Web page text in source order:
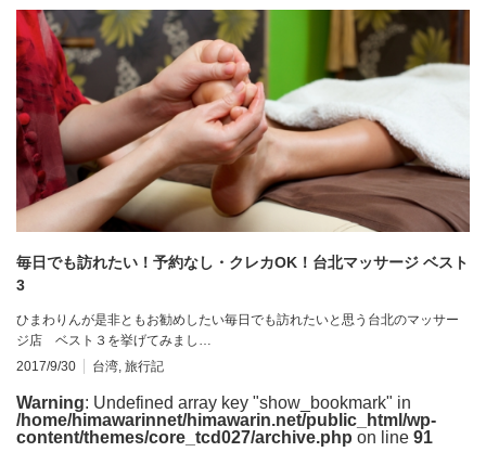
毎日でも訪れたい！予約なし・クレカOK！台北マッサージ ベスト
3
ひまわりんが是非ともお勧めしたい毎日でも訪れたいと思う台北のマッサー
ジ店 ベスト３を挙げてみまし…
2017/9/30
台湾 旅行記
Warning: Undefined array key "show_bookmark" in
/home/himawarinnet/himawarin.net/public_html/wp-
content/themes/core_tcd027/archive.php on line 91